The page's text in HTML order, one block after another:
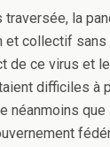
traversée, la
et collectif
de ce virus et
difficiles à
néanmoins